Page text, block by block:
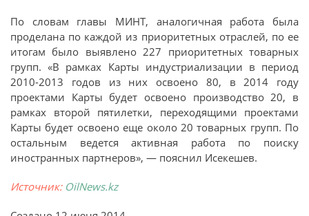
По словам главы МИНТ, аналогичная работа была
проделана по каждой из приоритетных отраслей, по ее
итогам было выявлено 227 приоритетных товарных
групп. «В рамках Карты индустриализации в период
2010-2013 годов из них освоено 80, в 2014 году
проектами Карты будет освоено производство 20, в
рамках второй пятилетки, переходящими проектами
Карты будет освоено еще около 20 товарных групп. По
остальным ведется активная работа по поиску
иностранных партнеров», — пояснил Исекешев.
Источник: OilNews.kz